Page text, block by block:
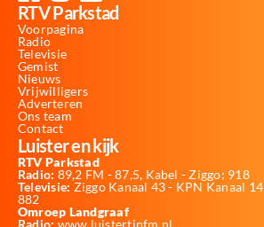
RTV Parkstad
Voorpagina
Radio
Televisie
Gemist
Nieuws
Vrijwilligers
Adverteren
Ons team
Contact
Luister en kijk
RTV Parkstad
Radio: 89,2 FM - 87,5, Kabel - Ziggo: 918
Televisie: Ziggo Kanaal 43 - KPN Kanaal
882
Omroep Landgraaf
Radio: www.luistertipfm.nl